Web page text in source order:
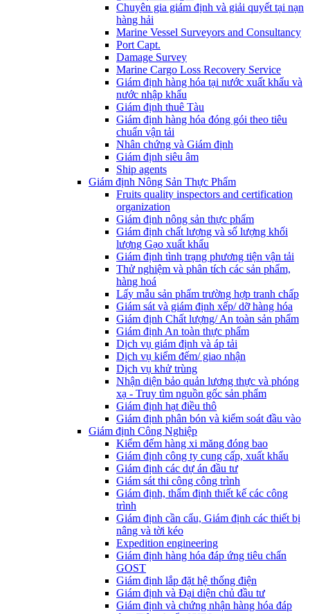
Chuyên gia giám định và giải quyết tại nạn
hàng hải
Marine Vessel Surveyors and Consultancy
Port Capt.
Damage Survey
Marine Cargo Loss Recovery Service
Giám định hàng hóa tại nước xuất khẩu và
nước nhập khẩu
Giám định thuê Tàu
Giám định hàng hóa đóng gói theo tiêu
chuẩn vận tải
Nhân chứng và Giám định
Giám định siêu âm
Ship agents
Giám định Nông Sản Thực Phẩm
Fruits quality inspectors and certification
organization
Giám định nông sản thực phẩm
Giám định chất lượng và số lượng khối
lượng Gạo xuất khẩu
Giám định tình trạng phương tiện vận tải
Thử nghiệm và phân tích các sản phẩm,
hàng hoá
Lấy mẫu sản phẩm trường hợp tranh chấp
Giám sát và giám định xếp/ dỡ hàng hóa
Giám định Chất lượng/ An toàn sản phẩm
Giám định An toàn thực phẩm
Dịch vụ giám định và áp tải
Dịch vụ kiểm đếm/ giao nhận
Dịch vụ khử trùng
Nhận diện bảo quản lương thực và phóng
xạ - Truy tìm nguồn gốc sản phẩm
Giám định hạt điều thô
Giám định phân bón và kiểm soát đầu vào
Giám định Công Nghiệp
Kiểm đếm hàng xi măng đóng bao
Giám định công ty cung cấp, xuất khẩu
Giám định các dự án đầu tư
Giám sát thi công công trình
Giám định, thẩm định thiết kế các công
trình
Giám định cần cẩu, Giám định các thiết bị
nâng và tời kéo
Expedition engineering
Giám định hàng hóa đáp ứng tiêu chẩn
GOST
Giám định lắp đặt hệ thống điện
Giám định và Đại diện chủ đầu tư
Giám định và chứng nhận hàng hóa đáp